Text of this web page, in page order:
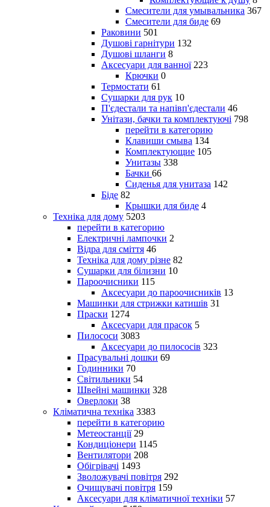
Смесители для умывальника 367
Смесители для биде 69
Раковини 501
Душові гарнітури 132
Душові шланги 8
Аксесуари для ванної 223
Крючки 0
Термостати 61
Сушарки для рук 10
П'єдестали та напівп'єдестали 46
Унітази, бачки та комплектуючі 798
перейти в категорию
Клавиши смыва 134
Комплектующие 105
Унитазы 338
Бачки 66
Сиденья для унитаза 142
Біде 82
Крышки для биде 4
Техніка для дому 5203
перейти в категорию
Електричні лампочки 2
Відра для сміття 46
Техніка для дому різне 82
Сушарки для білизни 10
Пароочисники 115
Аксесуари до пароочисників 13
Машинки для стрижки катишів 31
Праски 1274
Аксесуари для прасок 5
Пилососи 3083
Аксесуари до пилососів 323
Прасувальні дошки 69
Годинники 70
Світильники 54
Швейні машинки 328
Оверлоки 38
Кліматична техніка 3383
перейти в категорию
Метеостанції 29
Кондиціонери 1145
Вентилятори 208
Обігрівачі 1493
Зволожувачі повітря 292
Очищувачі повітря 159
Аксесуари для кліматичної техніки 57